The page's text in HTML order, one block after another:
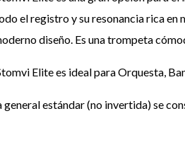
el registro y su resonancia rica
diseño. Es una trompeta
Elite es ideal para Orquesta,
estándar (no invertida) se